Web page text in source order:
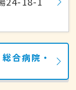
合病院・